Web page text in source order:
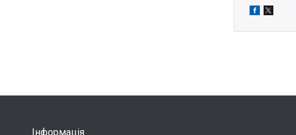
Інформація